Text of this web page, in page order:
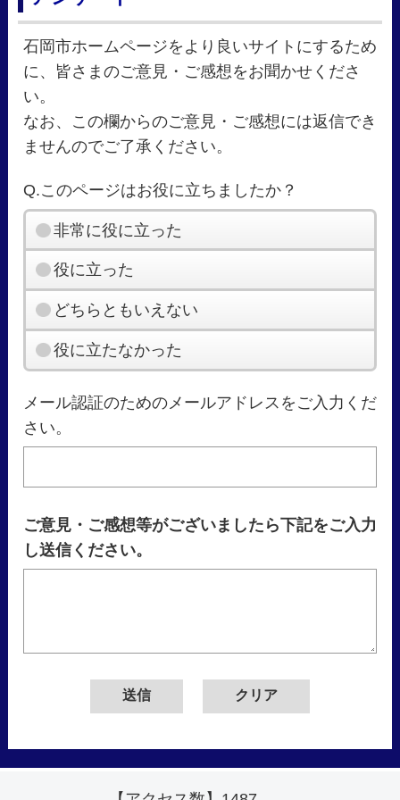
石岡市ホームページをより良いサイトにするため
に、皆さまのご意見・ご感想をお聞かせくださ
い。
なお、この欄からのご意見・ご感想には返信でき
ませんのでご了承ください。
Q.このページはお役に立ちましたか？
非常に役に立った
役に立った
どちらともいえない
役に立たなかった
メール認証のためのメールアドレスをご入力くだ
さい。
ご意見・ご感想等がございましたら下記をご入力
し送信ください。